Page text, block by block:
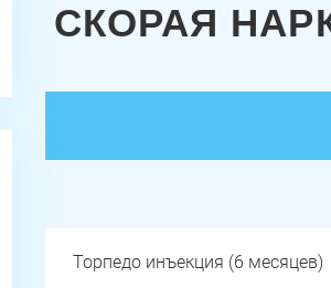
СКОРАЯ
Торпедо инъекция (6 месяцев)